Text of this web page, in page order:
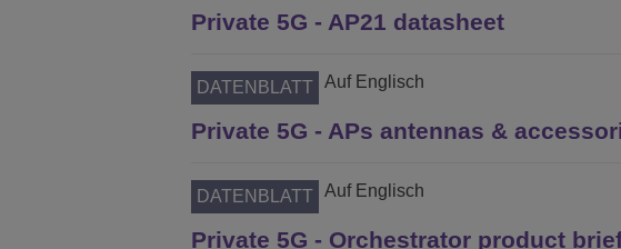
Private 5G - AP21 datasheet
DATENBLATT Auf Englisch
Private 5G - APs antennas &
DATENBLATT Auf Englisch
Private 5G - Orchestrator product